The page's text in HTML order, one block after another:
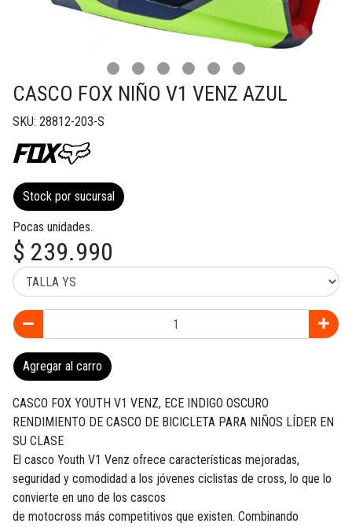
CASCO FOX NIÑO V1 VENZ AZUL
SKU: 28812-203-S
Stock por sucursal
Pocas unidades.
$ 239.990
Agregar al carro
CASCO FOX YOUTH V1 VENZ, ECE INDIGO OSCURO
RENDIMIENTO DE CASCO DE BICICLETA PARA NIÑOS LÍDER EN
SU CLASE
El casco Youth V1 Venz ofrece características mejoradas,
seguridad y comodidad a los jóvenes ciclistas de cross, lo que lo
convierte en uno de los cascos
de motocross más competitivos que existen. Combinando